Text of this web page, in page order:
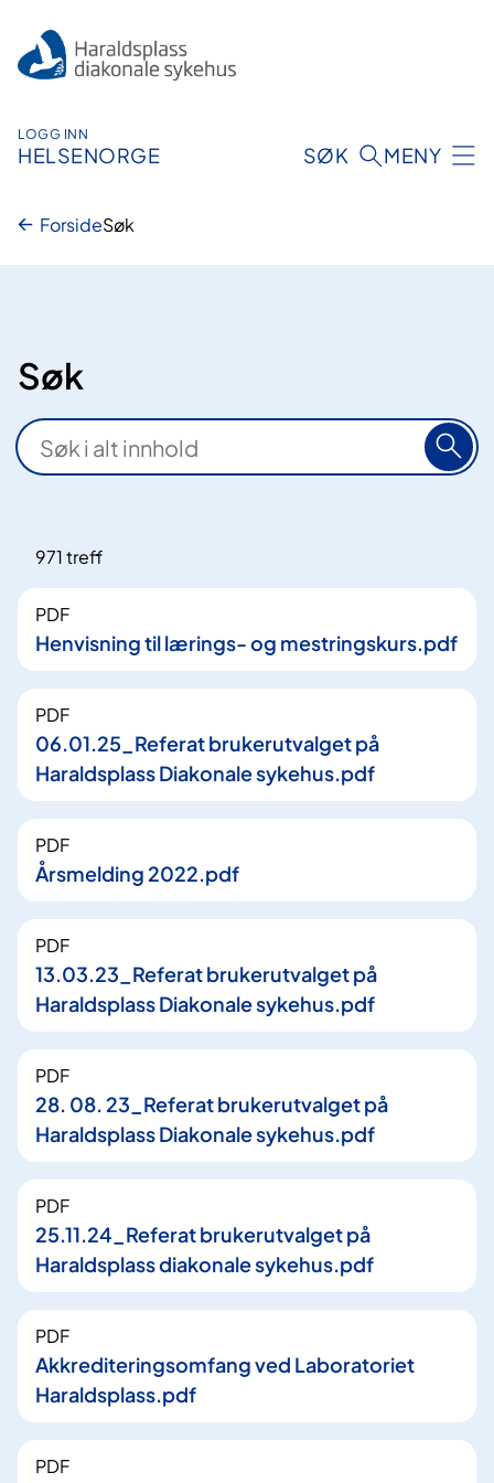
innhold
LOGG INN
HELSENORGE SØK MENY
ForsideSøk
Søk
S
ø
971 treff
PDF
Henvisning til lærings- og mestringskurs.pdf
PDF
06.01.25_Referat brukerutvalget på
Haraldsplass Diakonale sykehus.pdf
PDF
Årsmelding 2022.pdf
PDF
13.03.23_Referat brukerutvalget på
Haraldsplass Diakonale sykehus.pdf
PDF
28. 08. 23_Referat brukerutvalget på
Haraldsplass Diakonale sykehus.pdf
PDF
25.11.24_Referat brukerutvalget på
Haraldsplass diakonale sykehus.pdf
PDF
Akkrediteringsomfang ved Laboratoriet
Haraldsplass.pdf
PDF